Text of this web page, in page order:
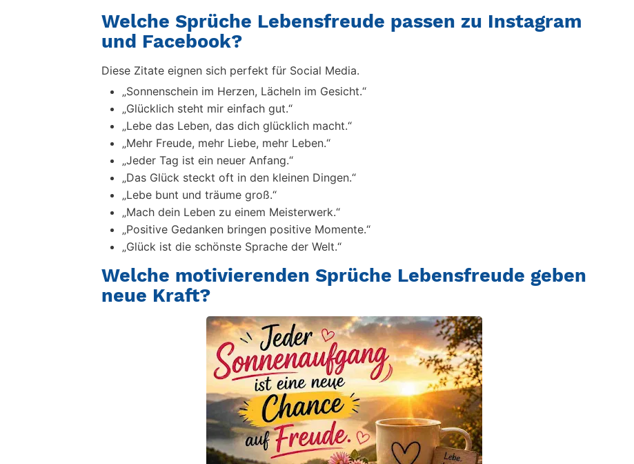
Welche Sprüche Lebensfreude passen zu Instagram
und Facebook?
Diese Zitate eignen sich perfekt für Social Media.
„Sonnenschein im Herzen, Lächeln im Gesicht.“
„Glücklich steht mir einfach gut.“
„Lebe das Leben, das dich glücklich macht.“
„Mehr Freude, mehr Liebe, mehr Leben.“
„Jeder Tag ist ein neuer Anfang.“
„Das Glück steckt oft in den kleinen Dingen.“
„Lebe bunt und träume groß.“
„Mach dein Leben zu einem Meisterwerk.“
„Positive Gedanken bringen positive Momente.“
„Glück ist die schönste Sprache der Welt.“
Welche motivierenden Sprüche Lebensfreude geben
neue Kraft?